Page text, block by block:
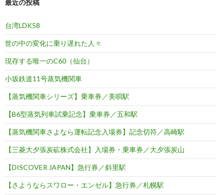
最近の投稿
台湾LDK58
世の中の変化に乗り遅れた人々
現存する唯一のC60（仙台）
小坂鉄道11号蒸気機関車
【蒸気機関車シリーズ】乗車券／美唄駅
【B6型蒸気列車試乗記念】乗車券／五和駅
【蒸気機関車さよなら運転記念入場券】記念切符／高崎駅
【三菱大夕張炭砿株式会社】入場券・乗車券／大夕張炭山
【DISCOVER JAPAN】急行券／斜里駅
【さようならスワロー・エンゼル】急行券／札幌駅